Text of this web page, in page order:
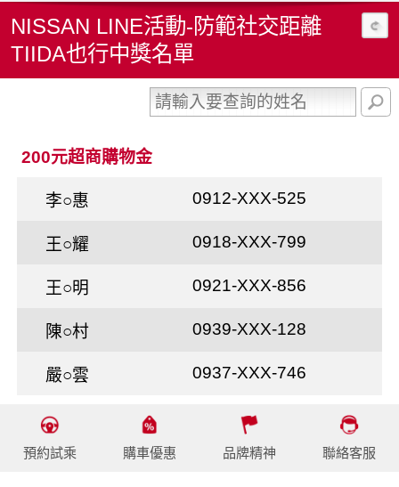
NISSAN LINE活動-防範社交距離
TIIDA也行中獎名單
200元超商購物金
李○惠 0912-XXX-525
王○耀 0918-XXX-799
王○明 0921-XXX-856
陳○村 0939-XXX-128
嚴○雲 0937-XXX-746
預約試乘 購車優惠 品牌精神 聯絡客服